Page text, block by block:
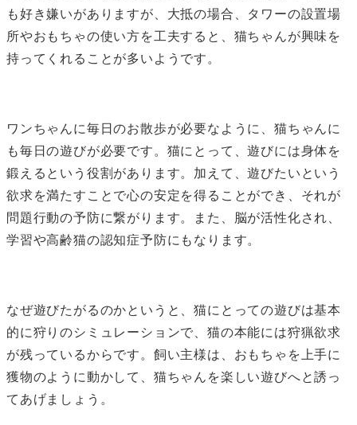
も好き嫌いがありますが、大抵の場合、タワーの設置場
所やおもちゃの使い方を工夫すると、猫ちゃんが興味を
持ってくれることが多いようです。
ワンちゃんに毎日のお散歩が必要なように、猫ちゃんに
も毎日の遊びが必要です。猫にとって、遊びには身体を
鍛えるという役割があります。加えて、遊びたいという
欲求を満たすことで心の安定を得ることができ、それが
問題行動の予防に繋がります。また、脳が活性化され、
学習や高齢猫の認知症予防にもなります。
なぜ遊びたがるのかというと、猫にとっての遊びは基本
的に狩りのシミュレーションで、猫の本能には狩猟欲求
が残っているからです。飼い主様は、おもちゃを上手に
獲物のように動かして、猫ちゃんを楽しい遊びへと誘っ
てあげましょう。